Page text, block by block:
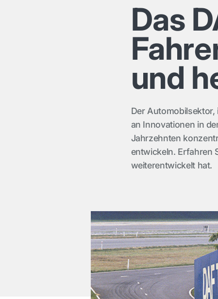
Das
und
Der
an Innovationen in
Jahrzehnten
entwickeln. Erfahren
weiterentwickelt hat.